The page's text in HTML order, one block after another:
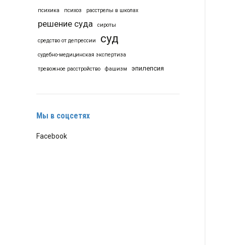
психика психоз расстрелы в школах
решение суда сироты
средство от депрессии суд
судебно-медицинская экспертиза
тревожное расстройство фашизм эпилепсия
Мы в соцсетях
Facebook